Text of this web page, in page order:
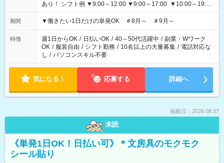
あり！ シフト例 ▼9:00～12:00 ▼9:00～17:00 ▼10:00～19:00
▼18:00～21:00
期間 ▼働きたい1日だけの単発OK ＃8月～ ＃9月～
特徴 週1日からOK / 日払いOK / 40～50代活躍中 / 副業・Wワーク
OK / 服装自由 / シフト勤務 / 10名以上の大量募集 / 電話対応な
し / パソコンスキル不要
気になる！ 応募する 詳細へ
掲載日：2026.08.07
未読
《単発1日OK！日払い可》＊文房具のモクモク
シール貼り